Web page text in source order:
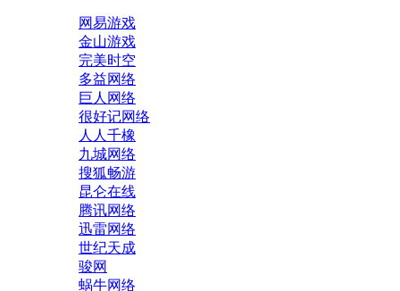
网易游戏
金山游戏
完美时空
多益网络
巨人网络
很好记网络
人人千橡
九城网络
搜狐畅游
昆仑在线
腾讯网络
迅雷网络
世纪天成
骏网
蜗牛网络